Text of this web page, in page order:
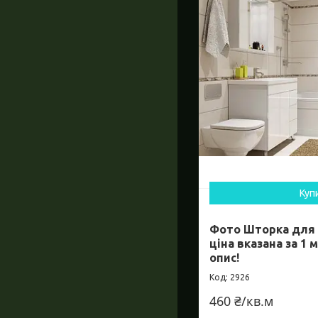
Фото Шторка для
ціна вказана за 1
опис!
2926
460 ₴/кв.м